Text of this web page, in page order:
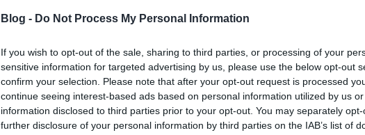
Blog - Do Not Process My Personal Information
If you wish to opt-out of the sale, sharing to third parties, or processing of your
sensitive information for targeted advertising by us, please use the below opt-out
confirm your selection. Please note that after your opt-out request is processed
continue seeing interest-based ads based on personal information utilized by us
information disclosed to third parties prior to your opt-out. You may separately
further disclosure of your personal information by third parties on the IAB’s list of
és